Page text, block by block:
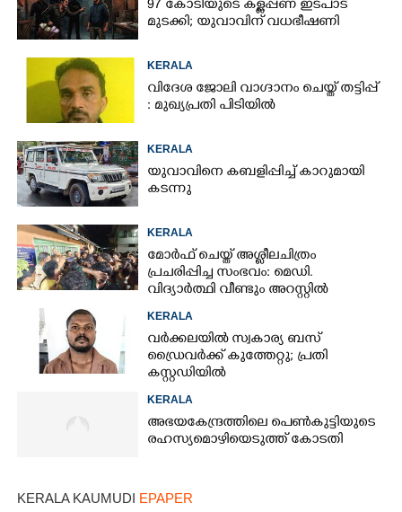
97 കോടിയുടെ കള്ളപ്പണ ഇടപാട്
മുടക്കി; യുവാവിന് വധഭീഷണി
KERALA
വിദേശ ജോലി വാഗ്ദാനം ചെയ്ത് തട്ടിപ്പ്
: മുഖ്യപ്രതി പിടിയിൽ
KERALA
യുവാവിനെ കബളിപ്പിച്ച് കാറുമായി
കടന്നു
KERALA
മോർഫ് ചെയ്ത് അശ്ലീലചിത്രം
പ്രചരിപ്പിച്ച സംഭവം: മെഡി.
വിദ്യാർത്ഥി വീണ്ടും അറസ്റ്റിൽ
KERALA
വർക്കലയിൽ സ്വകാര്യ ബസ്
ഡ്രൈവർക്ക് കുത്തേറ്റു; പ്രതി
കസ്റ്റഡിയിൽ
KERALA
അഭയകേന്ദ്രത്തിലെ പെൺകുട്ടിയുടെ
രഹസ്യമൊഴിയെടുത്ത് കോടതി
KERALA KAUMUDI EPAPER